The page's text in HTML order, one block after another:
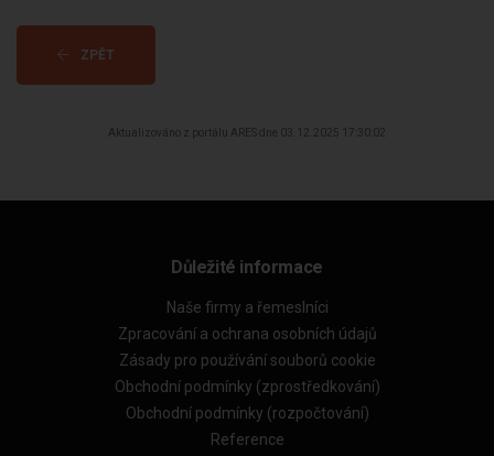
ZPĚT
Aktualizováno z portálu ARES dne 03.12.2025 17:30:02
Důležité informace
Naše firmy a řemeslníci
Zpracování a ochrana osobních údajů
Zásady pro používání souborů cookie
Obchodní podmínky (zprostředkování)
Obchodní podmínky (rozpočtování)
Reference